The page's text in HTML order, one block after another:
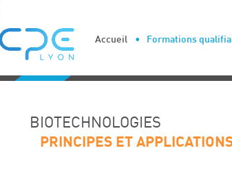
Accueil Formations
BIOTECHNOLOGIES
PRINCIPES ET